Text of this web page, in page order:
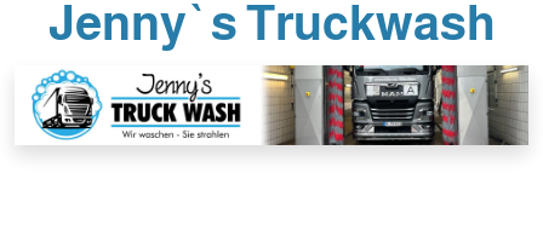
Jenny`s Truckwash